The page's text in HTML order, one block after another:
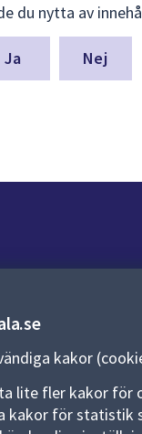
kakor
lite fler kakor för
kakor för statistik
du nytta av
Nej
727 00 00